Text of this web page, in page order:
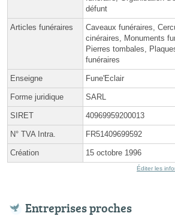
défunt
Articles funéraires
Caveaux funéraires,
cinéraires, Monuments
Pierres tombales,
funéraires
Enseigne Fune'Eclair
Forme juridique SARL
SIRET 40969959200013
N° TVA Intra. FR51409699592
Création 15 octobre 1996
Éditer les
Entreprises proches